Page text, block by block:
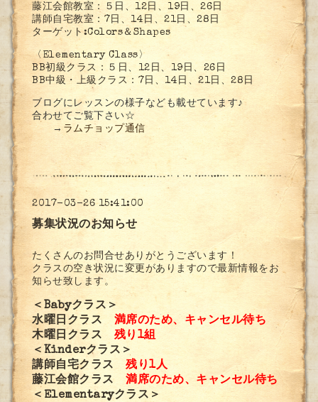
藤江会館教室：５日、12日、19日、26日
講師自宅教室：7日、14日、21日、28日
ターゲット:Colors＆Shapes
〈Elementary Class〉
BB初級クラス：５日、12日、19日、26日
BB中級・上級クラス：7日、14日、21日、28日
ブログにレッスンの様子なども載せています♪
合わせてご覧下さい☆
→ラムチョップ通信
2017-03-26 15:41:00
募集状況のお知らせ
たくさんのお問合せありがとうございます！
クラスの空き状況に変更がありますので最新情報をお
知らせ致します。
＜Babyクラス＞
水曜日クラス 満席のため、キャンセル待ち
木曜日クラス残り1組
＜Kinderクラス＞
講師自宅クラス残り1人
藤江会館クラス満席のため、キャンセル待ち
＜Elementaryクラス＞